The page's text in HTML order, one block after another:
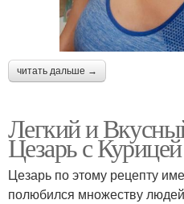
читать дальше →
Легкий и
Цезарь с
Цезарь по этому рецепту
полюбился множеству